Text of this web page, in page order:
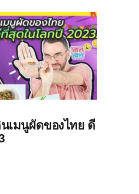
เมนูผัดของไทย ดี